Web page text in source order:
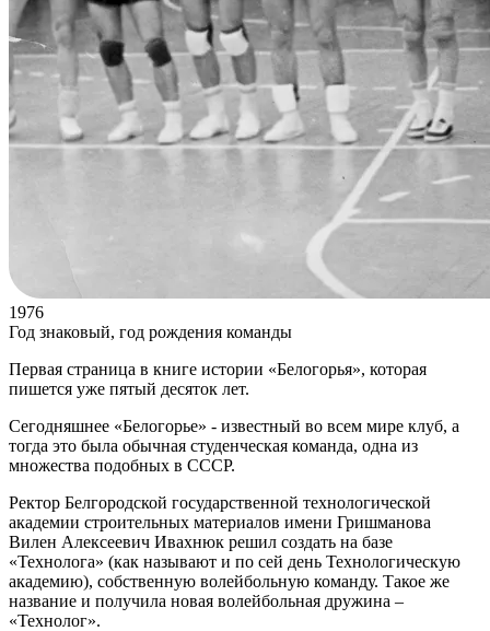
1976
Год знаковый, год рождения команды
Первая страница в книге истории «Белогорья», которая
пишется уже пятый десяток лет.
Сегодняшнее «Белогорье» - известный во всем мире клуб, а
тогда это была обычная студенческая команда, одна из
множества подобных в СССР.
Ректор Белгородской государственной технологической
академии строительных материалов имени Гришманова
Вилен Алексеевич Ивахнюк решил создать на базе
«Технолога» (как называют и по сей день Технологическую
академию), собственную волейбольную команду. Такое же
название и получила новая волейбольная дружина –
«Технолог».